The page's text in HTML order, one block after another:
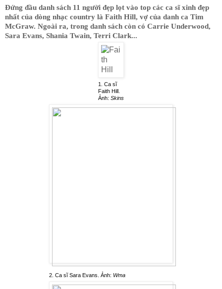
Đứng đầu danh sách 11 người đẹp lọt vào top các ca sĩ xinh đẹp
nhất của dòng nhạc country là Faith Hill, vợ của danh ca Tim
McGraw. Ngoài ra, trong danh sách còn có Carrie Underwood,
Sara Evans, Shania Twain, Terri Clark...
1. Ca sĩ
Faith Hill.
Ảnh: Skins
2. Ca sĩ Sara Evans. Ảnh: Wma